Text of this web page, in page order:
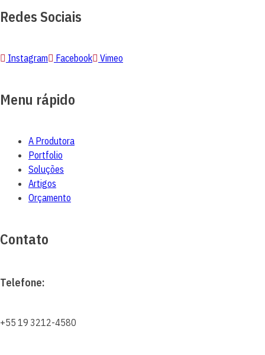
Redes Sociais
Instagram Facebook Vimeo
Menu rápido
A Produtora
Portfolio
Soluções
Artigos
Orçamento
Contato
Telefone:
+55 19 3212-4580